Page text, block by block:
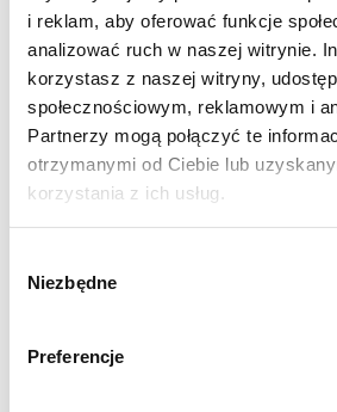
i reklam, aby oferować funkcje
analizować ruch w naszej witrynie.
korzystasz z naszej witryny,
społecznościowym, reklamowym i
Partnerzy mogą połączyć te
otrzymanymi od Ciebie lub
korzystania z ich usług.
zgody
Niezbędne
Preferencje
40g masła
sól, pieprz
Krem
175g śmietany 12%
3 łyżki natki pietruszki
sól, pieprz